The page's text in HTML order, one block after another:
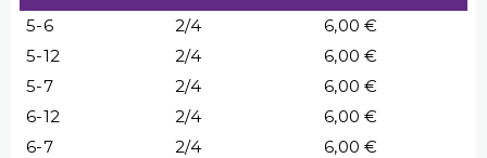
5-6
2/4
6,00 €
5-12
2/4
6,00 €
5-7
2/4
6,00 €
6-12
2/4
6,00 €
6-7
2/4
6,00 €